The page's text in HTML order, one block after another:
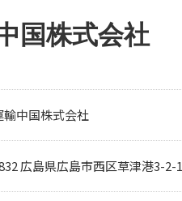
国株式会社
輸中国株式会社
広島県広島市西区草津港3-2-1